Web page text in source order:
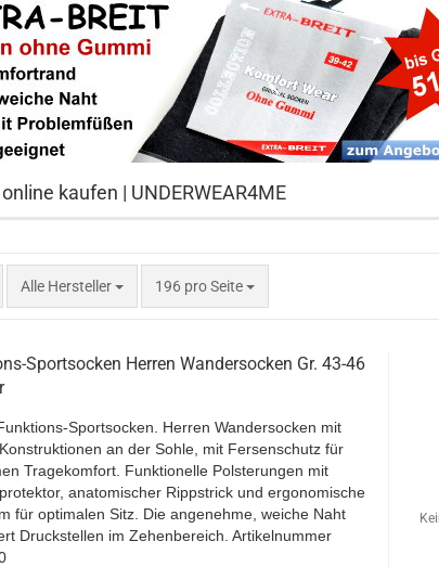
kaufen | UNDERWEAR4ME
Alle Hersteller 196 pro Seite
pro Seite
Sportsocken Herren Wandersocken Gr. 43-46
Sportsocken. Herren Wandersocken mit
an der Sohle, mit Fersenschutz für
Tragekomfort. Funktionelle Polsterungen mit
anatomischer Rippstrick und ergonomische
für optimalen Sitz. Die angenehme, weiche Naht
Druckstellen im Zehenbereich. Artikelnummer